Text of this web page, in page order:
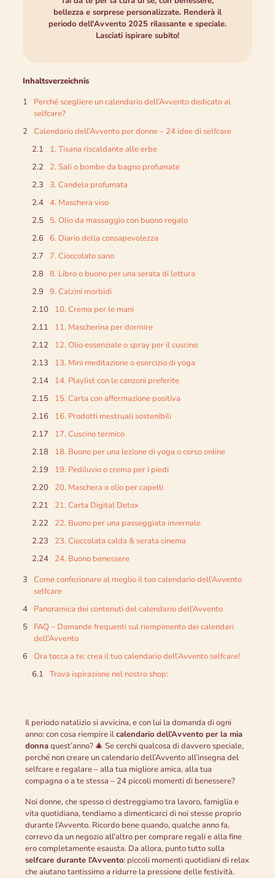
bellezza e sorprese personalizzate. Renderà il
periodo dell'Avvento 2025 rilassante e speciale.
Lasciati ispirare subito!
Inhaltsverzeichnis
Perché scegliere un calendario dell’Avvento dedicato al
selfcare?
Calendario dell’Avvento per donne – 24 idee di selfcare
1. Tisana riscaldante alle erbe
2. Sali o bombe da bagno profumate
3. Candela profumata
4. Maschera viso
5. Olio da massaggio con buono regalo
6. Diario della consapevolezza
7. Cioccolato sano
8. Libro o buono per una serata di lettura
9. Calzini morbidi
10. Crema per le mani
11. Mascherina per dormire
12. Olio essenziale o spray per il cuscino
13. Mini meditazione o esercizio di yoga
14. Playlist con le canzoni preferite
15. Carta con affermazione positiva
16. Prodotti mestruali sostenibili
17. Cuscino termico
18. Buono per una lezione di yoga o corso online
19. Pediluvio o crema per i piedi
20. Maschera o olio per capelli
21. Carta Digital Detox
22. Buono per una passeggiata invernale
23. Cioccolata calda & serata cinema
24. Buono benessere
Come confezionare al meglio il tuo calendario dell’Avvento
selfcare
Panoramica dei contenuti del calendario dell’Avvento
FAQ – Domande frequenti sul riempimento dei calendari
dell’Avvento
Ora tocca a te: crea il tuo calendario dell’Avvento selfcare!
Trova ispirazione nel nostro shop:
Il periodo natalizio si avvicina, e con lui la domanda di ogni
anno: con cosa riempire ilcalendario dell’Avvento per la mia
donnaquest’anno? 🎄 Se cerchi qualcosa di davvero speciale,
perché non creare un calendario dell’Avvento all’insegna del
selfcare e regalare – alla tua migliore amica, alla tua
compagna o a te stessa – 24 piccoli momenti di benessere?
Noi donne, che spesso ci destreggiamo tra lavoro, famiglia e
vita quotidiana, tendiamo a dimenticarci di noi stesse proprio
durante l’Avvento. Ricordo bene quando, qualche anno fa,
correvo da un negozio all’altro per comprare regali e alla fine
ero completamente esausta. Da allora, punto tutto sulla
selfcare durante l’Avvento: piccoli momenti quotidiani di relax
che aiutano tantissimo a ridurre la pressione delle festività.